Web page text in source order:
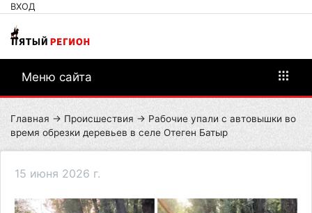
ВХОД
Меню сайта
Главная → Происшествия → Рабочие упали с автовышки во
время обрезки деревьев в селе Отеген Батыр
15 июня 2026 г.